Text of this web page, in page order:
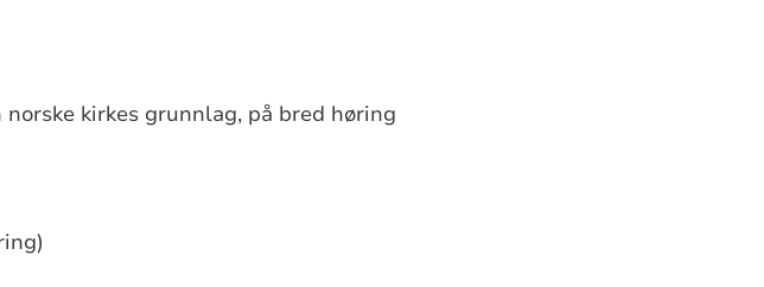
kirkes grunnlag, på bred høring